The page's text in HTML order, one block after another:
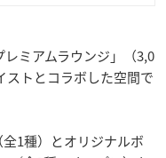
ミアムラウンジ」（3,0
ストとコラボした空間で
1種）とオリジナルボ